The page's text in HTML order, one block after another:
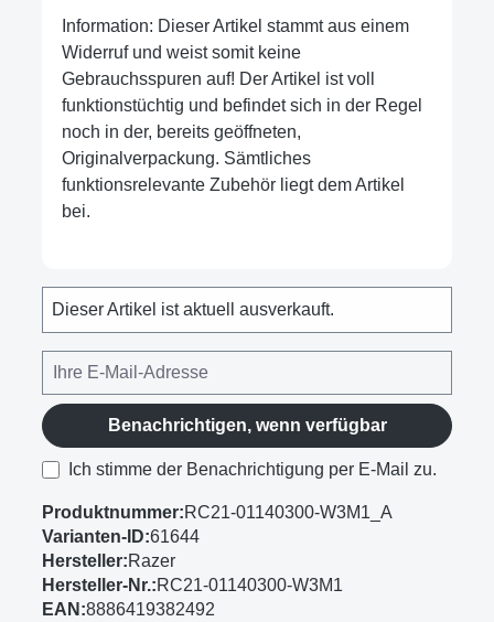
Information: Dieser Artikel stammt aus einem
Widerruf und weist somit keine
Gebrauchsspuren auf! Der Artikel ist voll
funktionstüchtig und befindet sich in der Regel
noch in der, bereits geöffneten,
Originalverpackung. Sämtliches
funktionsrelevante Zubehör liegt dem Artikel
bei.
Dieser Artikel ist aktuell ausverkauft.
Benachrichtigen, wenn verfügbar
Ich stimme der Benachrichtigung per E-Mail zu.
Produktnummer:RC21-01140300-W3M1_A
Varianten-ID:61644
Hersteller:Razer
Hersteller-Nr.:RC21-01140300-W3M1
EAN:8886419382492